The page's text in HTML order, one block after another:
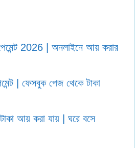
2026 | অনলাইনে আয় করার
| ফেসবুক পেজ থেকে টাকা
আয় করা যায় | ঘরে বসে